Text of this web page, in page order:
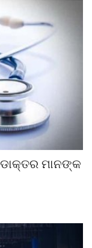
ମାନଙ୍କ